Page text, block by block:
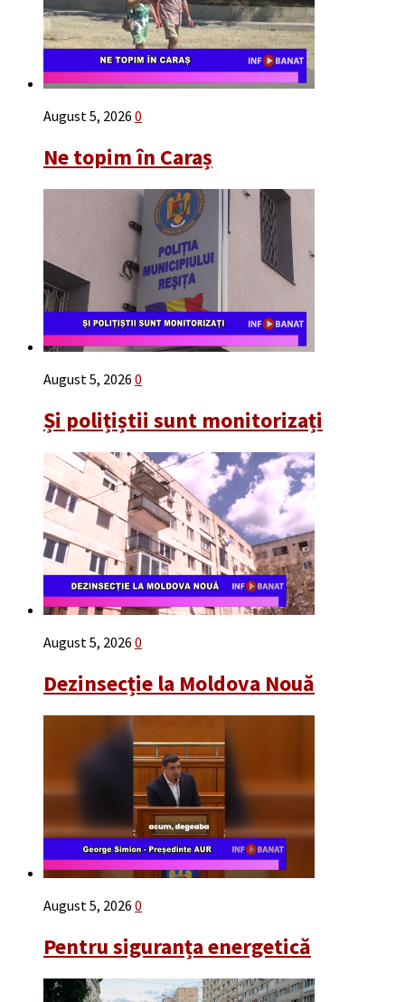
August 5, 2026 0
Ne topim în Caraș
August 5, 2026 0
Și polițiștii sunt monitorizați
August 5, 2026 0
Dezinsecție la Moldova Nouă
August 5, 2026 0
Pentru siguranța energetică